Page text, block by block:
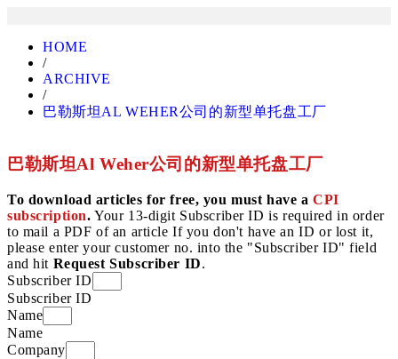
HOME
/
ARCHIVE
/
巴勒斯坦AL WEHER公司的新型单托盘工厂
巴勒斯坦Al Weher公司的新型单托盘工厂
To download articles for free, you must have aCPI
subscription. Your 13-digit Subscriber ID is required in order
to mail a PDF of an article If you don't have an ID or lost it,
please enter your customer no. into the "Subscriber ID" field
and hit Request Subscriber ID.
Subscriber ID
Subscriber ID
Name
Name
Company